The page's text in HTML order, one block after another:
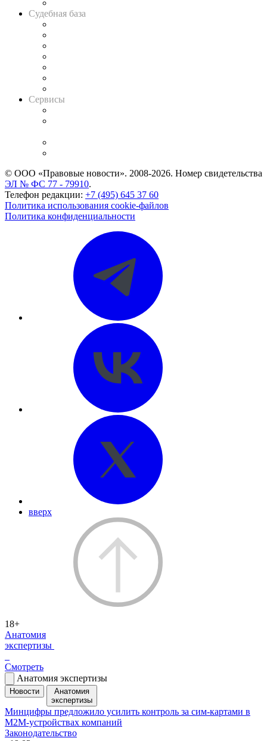
Судебная база
Сервисы
© ООО «Правовые новости». 2008-2026. Номер свидетельства
ЭЛ № ФС 77 - 79910.
Телефон редакции: +7 (495) 645 37 60
Политика использования cookie-файлов
Политика конфиденциальности
вверх
18+
Анатомия
экспертизы
Смотреть
Анатомия экспертизы
Новости
Анатомия
экспертизы
Минцифры предложило усилить контроль за сим-картами в
M2M-устройствах компаний
Законодательство